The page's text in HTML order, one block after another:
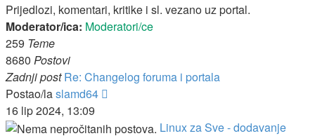
Prijedlozi, komentari, kritike i sl. vezano uz portal.
Moderator/ica: Moderatori/ce
259 Teme
8680 Postovi
Zadnji post Re: Changelog foruma i portala
Postao/laslamd64
16 lip 2024, 13:09
Linux za Sve - dodavanje